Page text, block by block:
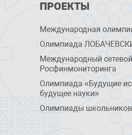
ПРОЕКТЫ
Международная
Олимпиада
Международный
Росфинмониторинга
Олимпиада «Будущие
будущее науки»
Олимпиады школьников